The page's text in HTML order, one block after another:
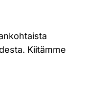
Kiitämme